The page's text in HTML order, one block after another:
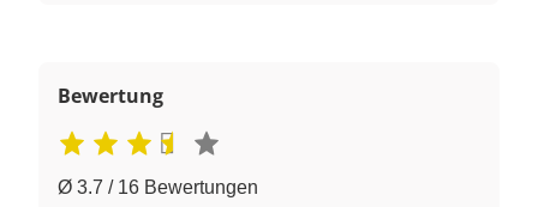
Bewertung
Ø 3.7 / 16 Bewertungen